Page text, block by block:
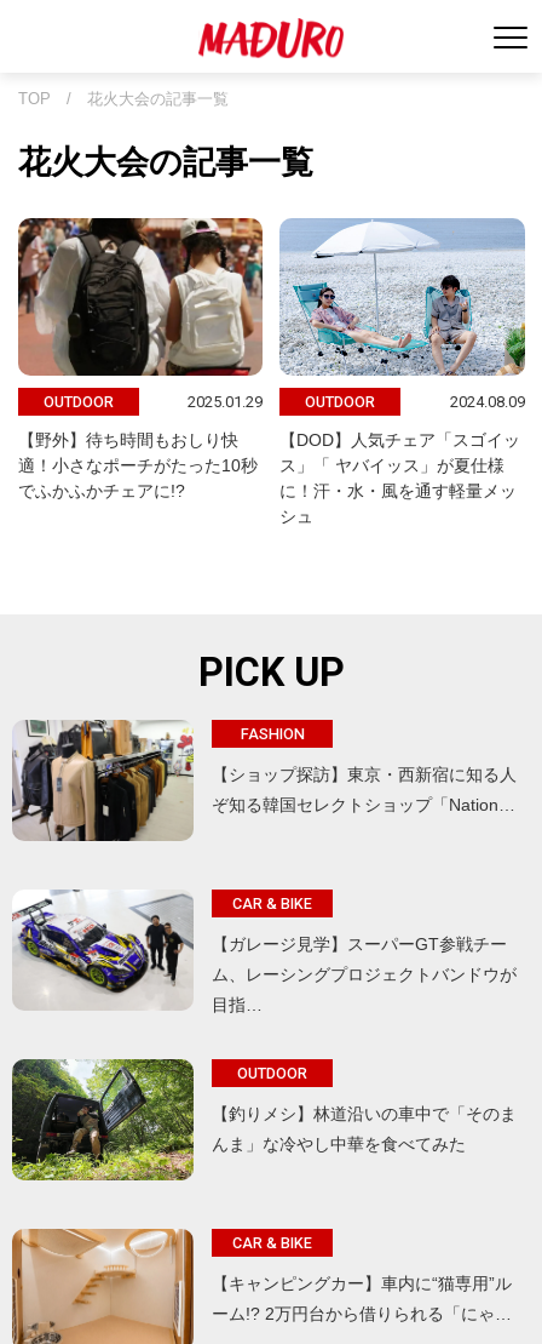
TOP / 花火大会の記事一覧
花火大会の記事一覧
OUTDOOR 2025.01.29
【野外】待ち時間もおしり快
適！小さなポーチがたった10秒
でふかふかチェアに!?
OUTDOOR 2024.08.09
【DOD】人気チェア「スゴイッ
ス」「 ヤバイッス」が夏仕様
に！汗・水・風を通す軽量メッ
シュ
PICK UP
FASHION
【ショップ探訪】東京・西新宿に知る人
ぞ知る韓国セレクトショップ「Nation…
CAR & BIKE
【ガレージ見学】スーパーGT参戦チー
ム、レーシングプロジェクトバンドウが
目指…
OUTDOOR
【釣りメシ】林道沿いの車中で「そのま
んま」な冷やし中華を食べてみた
CAR & BIKE
【キャンピングカー】車内に“猫専用”ル
ーム!? 2万円台から借りられる「にゃ…